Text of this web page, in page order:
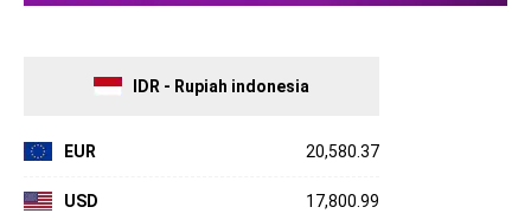
IDR - Rupiah indonesia
EUR 20,580.37
USD 17,800.99